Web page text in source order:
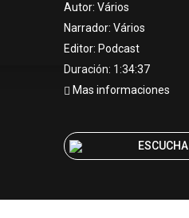
Autor: Vários
Narrador: Vários
Editor: Podcast
Duración: 1:34:37
Mas informaciones
ESCUCHA